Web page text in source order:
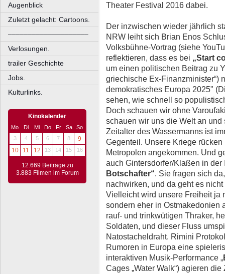
Augenblick
Zuletzt gelacht: Cartoons.
––––––––––––––––––––
Verlosungen.
trailer Geschichte
Jobs.
Kulturlinks.
Kinokalender
Mo Di Mi Do Fr Sa
So
3
4 5 6 7 8
9
10
11 12 13 14 15 16
12.669 Beiträge zu
3.883 Filmen im Forum
Theater Festival 2016 dabei.
Der inzwischen wieder jährlich
NRW leiht sich Brian Enos
Volksbühne-Vortrag (siehe
reflektieren, dass es bei „Start
um einen politischen Beitrag zu
griechische Ex-Finanzminister“)
demokratisches Europa 2025"
sehen, wie schnell so
Doch schauen wir ohne
schauen wir uns die Welt an
Zeitalter des Wassermanns ist
Gegenteil. Unsere Kriege
Metropolen angekommen. Und
auch Gintersdorfer/Klaßen in
Botschafter“. Sie fragen sich
nachwirken, und da geht es
Vielleicht wird unsere Freiheit ja
sondern eher in Ostmakedonien
rauf- und trinkwütigen Thraker,
Soldaten, und dieser Fluss
Natostacheldraht. Rimini
Rumoren in Europa eine
interaktiven Musik-Performance „
Cages „Water Walk“) agieren